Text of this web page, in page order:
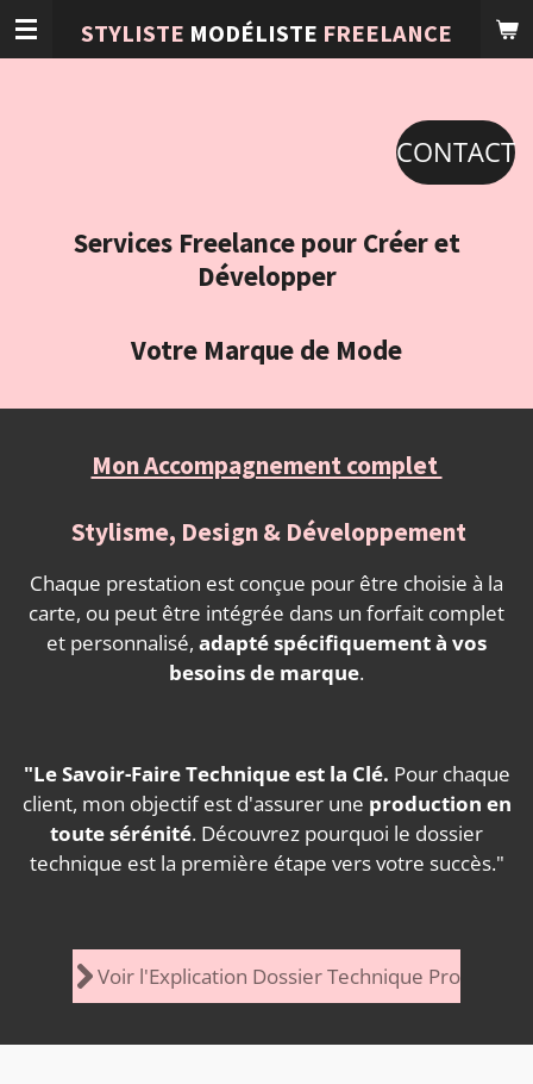
Passer
au
STYLISTE MODÉLISTE FREELANCE
CONTACT
Services Freelance pour Créer et
Développer
Votre Marque de Mode
Mon Accompagnement complet
Stylisme, Design & Développement
Chaque prestation est conçue pour être choisie à la
carte, ou peut être intégrée dans un forfait complet
et personnalisé, adapté spécifiquement à vos
besoins de marque.
"Le Savoir-Faire Technique est la Clé. Pour chaque
client, mon objectif est d'assurer une production en
toute sérénité. Découvrez pourquoi le dossier
technique est la première étape vers votre succès."
Voir l'Explication Dossier Technique Pro